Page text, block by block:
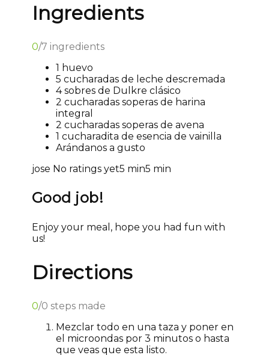
Ingredients
0/7 ingredients
1 huevo
5 cucharadas de leche descremada
4 sobres de Dulkre clásico
2 cucharadas soperas de harina
integral
2 cucharadas soperas de avena
1 cucharadita de esencia de vainilla
Arándanos a gusto
jose No ratings yet5 min5 min
Good job!
Enjoy your meal, hope you had fun with
us!
Directions
0/0 steps made
Mezclar todo en una taza y poner en
el microondas por 3 minutos o hasta
que veas que esta listo.